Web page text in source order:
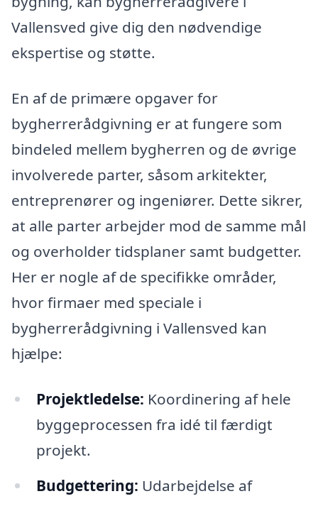
Vallensved give dig den nødvendige
ekspertise og støtte.
En af de primære opgaver for
bygherrerådgivning er at fungere som
bindeled mellem bygherren og de øvrige
involverede parter, såsom arkitekter,
entreprenører og ingeniører. Dette sikrer,
at alle parter arbejder mod de samme mål
og overholder tidsplaner samt budgetter.
Her er nogle af de specifikke områder,
hvor firmaer med speciale i
bygherrerådgivning i Vallensved kan
hjælpe:
Projektledelse: Koordinering af hele
byggeprocessen fra idé til færdigt
projekt.
Budgettering: Udarbejdelse af